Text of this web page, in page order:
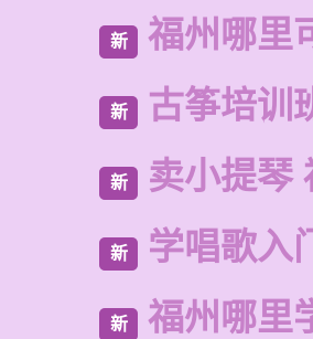
新 福州哪里
新 古筝培训
新 卖小提琴
新 学唱歌入
新 福州哪里